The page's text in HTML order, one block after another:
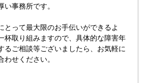
い事務所です。
とって最大限のお手伝いができるよ
杯取り組みますので、具体的な障害年
るご相談等ございましたら、お気軽に
わせください。